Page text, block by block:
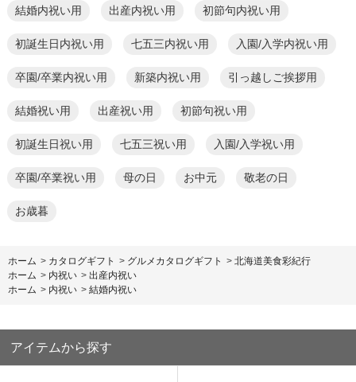
結婚内祝い用 出産内祝い用 初節句内祝い用
初誕生日内祝い用 七五三内祝い用 入園/入学内祝い用
卒園/卒業内祝い用 新築内祝い用 引っ越しご挨拶用
結婚祝い用 出産祝い用 初節句祝い用
初誕生日祝い用 七五三祝い用 入園/入学祝い用
卒園/卒業祝い用 母の日 お中元 敬老の日
お歳暮
ホーム > カタログギフト > グルメカタログギフト > 北海道美食彩紀行
ホーム > 内祝い > 出産内祝い
ホーム > 内祝い > 結婚内祝い
アイテムから探す